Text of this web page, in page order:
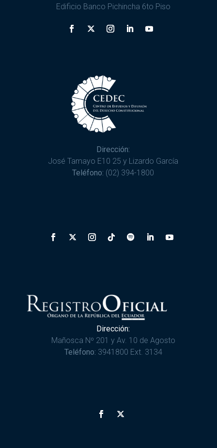
Edificio Banco Pichincha 6to Piso
Dirección:
José Tamayo E10 25 y Lizardo García
Teléfono: (02) 394-1800
Dirección:
Mañosca Nº 201 y Av. 10 de Agosto
Teléfono: 3941800 Ext. 3134